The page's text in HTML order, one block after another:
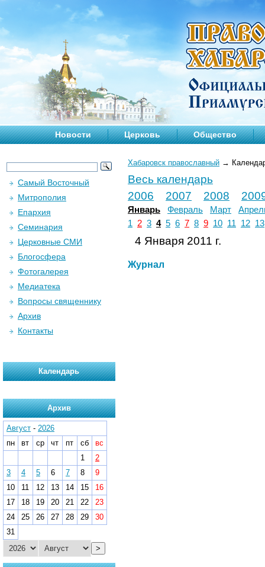
Новости Церковь Общество
Хабаровск православный →
Весь календарь
2006
2007 2008
Январь Февраль Март
1
2 3 4 5 6 7 8 9 10 11 12 13
4 Января 2011 г.
Журнал
Самый Восточный
Митрополия
Епархия
Семинария
Церковные СМИ
Блогосфера
Фотогалерея
Медиатека
Вопросы священнику
Архив
Контакты
Календарь
Архив
Август - 2026
пн
вт ср чт пт сб
вс
1
2
3
4 5 6 7 8
9
10
11 12 13 14 15
16
17
18 19 20 21 22
23
24
25 26 27 28 29
30
31
>